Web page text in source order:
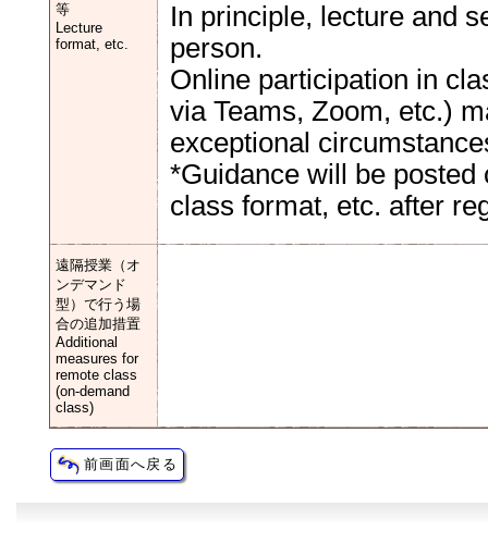
等
Lecture
format, etc.
In principle, lecture and
person.
Online participation in
via Teams, Zoom, etc.)
exceptional
*Guidance will be
class format, etc. after
遠隔授業（オ
ンデマンド
型）で行う場
合の追加措置
Additional
measures for
remote class
(on-demand
class)